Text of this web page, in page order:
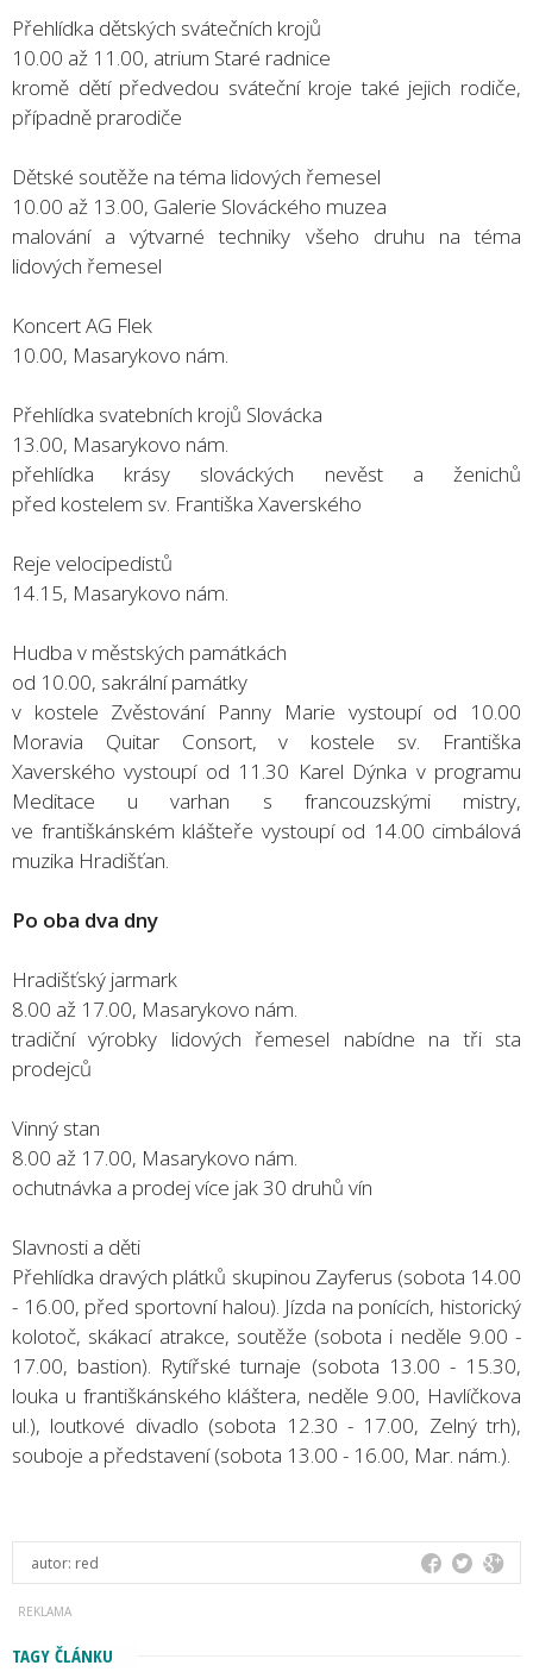
Přehlídka dětských svátečních krojů
10.00 až 11.00, atrium Staré radnice
kromě dětí předvedou sváteční kroje také jejich rodiče,
případně prarodiče
Dětské soutěže na téma lidových řemesel
10.00 až 13.00, Galerie Slováckého muzea
malování a výtvarné techniky všeho druhu na téma
lidových řemesel
Koncert AG Flek
10.00, Masarykovo nám.
Přehlídka svatebních krojů Slovácka
13.00, Masarykovo nám.
přehlídka krásy slováckých nevěst a ženichů
před kostelem sv. Františka Xaverského
Reje velocipedistů
14.15, Masarykovo nám.
Hudba v městských památkách
od 10.00, sakrální památky
v kostele Zvěstování Panny Marie vystoupí od 10.00
Moravia Quitar Consort, v kostele sv. Františka
Xaverského vystoupí od 11.30 Karel Dýnka v programu
Meditace u varhan s francouzskými mistry,
ve františkánském klášteře vystoupí od 14.00 cimbálová
muzika Hradišťan.
Po oba dva dny
Hradišťský jarmark
8.00 až 17.00, Masarykovo nám.
tradiční výrobky lidových řemesel nabídne na tři sta
prodejců
Vinný stan
8.00 až 17.00, Masarykovo nám.
ochutnávka a prodej více jak 30 druhů vín
Slavnosti a děti
Přehlídka dravých plátků skupinou Zayferus (sobota 14.00
- 16.00, před sportovní halou). Jízda na ponících, historický
kolotoč, skákací atrakce, soutěže (sobota i neděle 9.00 -
17.00, bastion). Rytířské turnaje (sobota 13.00 - 15.30,
louka u františkánského kláštera, neděle 9.00, Havlíčkova
ul.), loutkové divadlo (sobota 12.30 - 17.00, Zelný trh),
souboje a představení (sobota 13.00 - 16.00, Mar. nám.).
autor: red
TAGY ČLÁNKU